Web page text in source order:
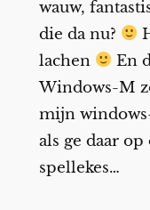
wauw,
die da nu?
lachen
En
Windows-M
mijn
als ge daar
spellekes…